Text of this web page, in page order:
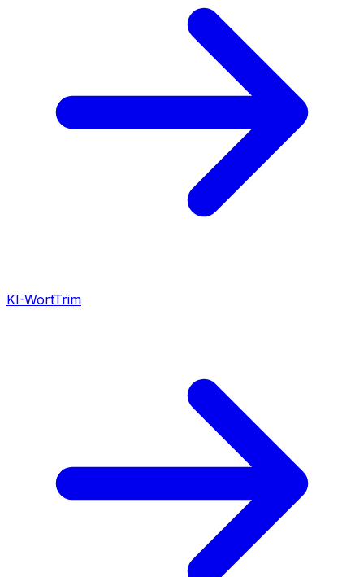
KI-WortTrim